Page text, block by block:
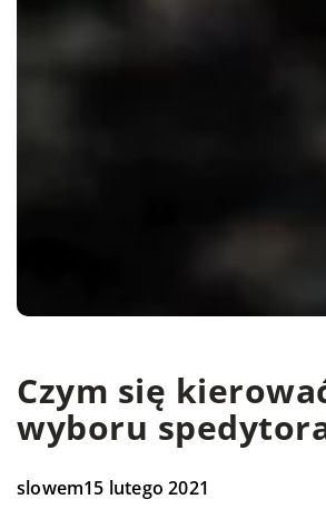
Czym się
wyboru
slowem15 lutego 2021